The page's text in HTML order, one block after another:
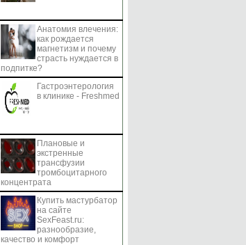
Анатомия влечения:
как рождается
магнетизм и почему
страсть нуждается в
подпитке?
Гастроэнтерология
в клинике - Freshmed
Плановые и
экстренные
трансфузии
тромбоцитарного
концентрата
Купить мастурбатор
на сайте
SexFeast.ru:
разнообразие,
качество и комфорт